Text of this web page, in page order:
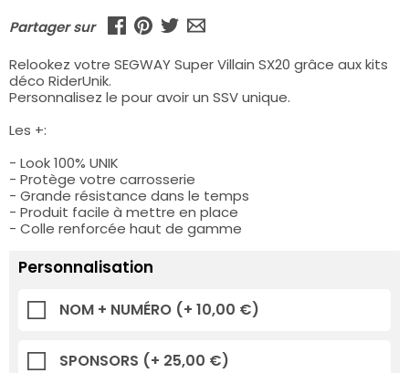
Partager sur
Relookez votre SEGWAY Super Villain SX20 grâce aux kits
déco RiderUnik.
Personnalisez le pour avoir un SSV unique.
Les +:
- Look 100% UNIK
- Protège votre carrosserie
- Grande résistance dans le temps
- Produit facile à mettre en place
- Colle renforcée haut de gamme
Personnalisation
NOM + NUMÉRO (+ 10,00 €)
SPONSORS (+ 25,00 €)